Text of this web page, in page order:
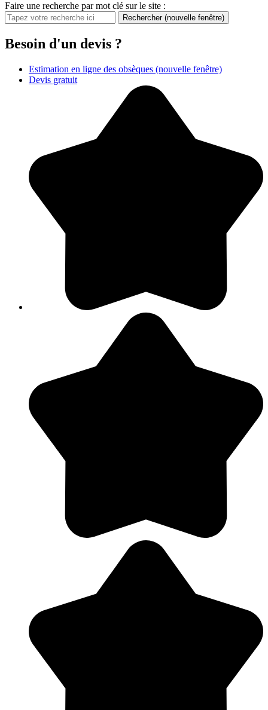
Faire une recherche par mot clé sur le site :
Rechercher (nouvelle fenêtre)
Besoin d'un devis ?
Estimation en ligne des obsèques (nouvelle fenêtre)
Devis gratuit